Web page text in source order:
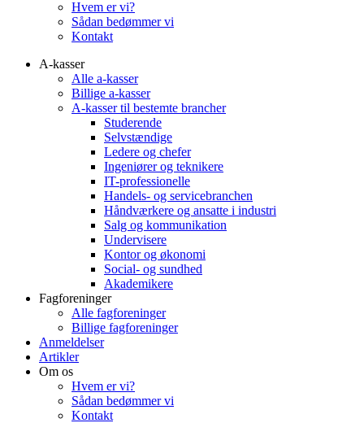
Hvem er vi?
Sådan bedømmer vi
Kontakt
A-kasser
Alle a-kasser
Billige a-kasser
A-kasser til bestemte brancher
Studerende
Selvstændige
Ledere og chefer
Ingeniører og teknikere
IT-professionelle
Handels- og servicebranchen
Håndværkere og ansatte i industri
Salg og kommunikation
Undervisere
Kontor og økonomi
Social- og sundhed
Akademikere
Fagforeninger
Alle fagforeninger
Billige fagforeninger
Anmeldelser
Artikler
Om os
Hvem er vi?
Sådan bedømmer vi
Kontakt